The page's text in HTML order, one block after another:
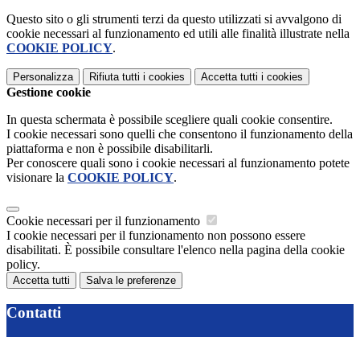
Questo sito o gli strumenti terzi da questo utilizzati si avvalgono di
cookie necessari al funzionamento ed utili alle finalità illustrate nella
COOKIE POLICY.
Personalizza Rifiuta tutti i cookies Accetta tutti i cookies
Gestione cookie
In questa schermata è possibile scegliere quali cookie consentire.
I cookie necessari sono quelli che consentono il funzionamento della
piattaforma e non è possibile disabilitarli.
Per conoscere quali sono i cookie necessari al funzionamento potete
visionare la COOKIE POLICY.
Cookie necessari per il funzionamento
I cookie necessari per il funzionamento non possono essere
disabilitati. È possibile consultare l'elenco nella pagina della cookie
policy.
Accetta tutti Salva le preferenze
Contatti